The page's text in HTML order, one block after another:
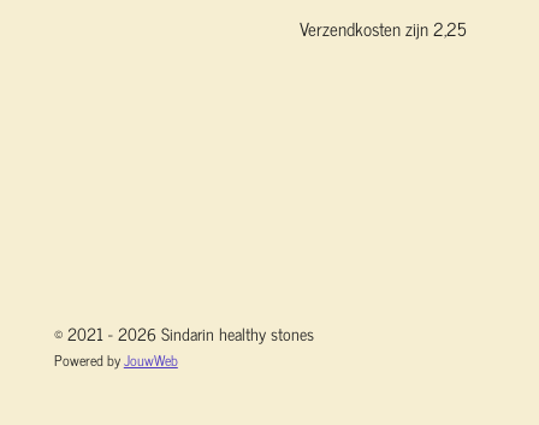
Verzendkosten zijn 2,25
© 2021 - 2026 Sindarin healthy stones
Powered byJouwWeb